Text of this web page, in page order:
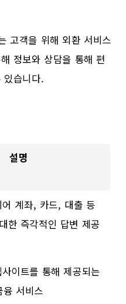
고객을 위해 외환 서비스
정보와 상담을 통해 편
있습니다.
설명
계좌, 카드, 대출 등
한 즉각적인 답변 제공
이트를 통해 제공되는
융 서비스